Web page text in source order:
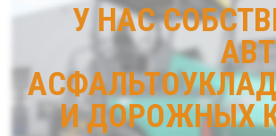
У НАС
И ДОРОЖНЫХ